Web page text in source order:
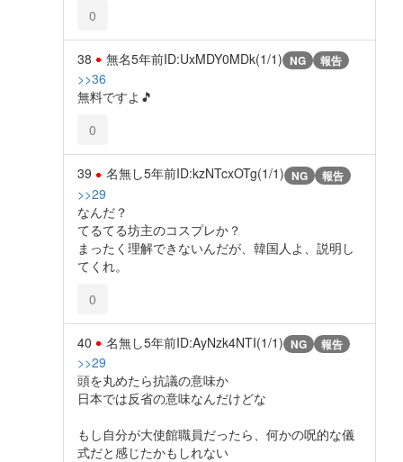
0
38 無名5年前ID:UxMDY0MDk(1/1) NG 報告
>>36
無料ですよ🎵
0
39 名無し5年前ID:kzNTcxOTg(1/1) NG 報告
>>29
なんだ？
てるてる坊主のコスプレか？
まったく理解できないんだが、韓国人よ、説明し
てくれ。
0
40 名無し5年前ID:AyNzk4NTI(1/1) NG 報告
>>29
頭を丸めたら抗議の意味か
日本では反省の意味なんだけどな
もし自分が大使館職員だったら、何かの呪的な儀
式だと感じたかもしれない